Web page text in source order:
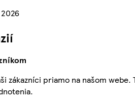
2026
zákazníci priamo na našom webe.